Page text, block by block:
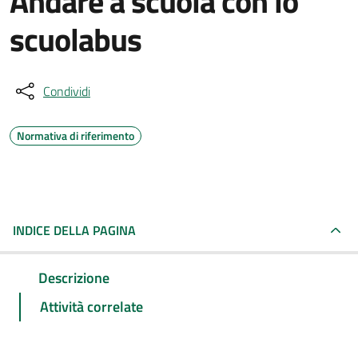
scuolabus
Condividi
Normativa di riferimento
INDICE DELLA PAGINA
Descrizione
Attività correlate